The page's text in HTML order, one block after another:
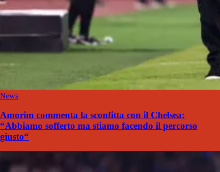
News
Amorim commenta la sconfitta con il Chelsea:
“Abbiamo sofferto ma stiamo facendo il percorso
giusto“